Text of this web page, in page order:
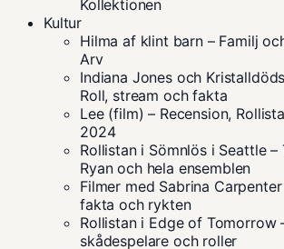
Kollektionen
Kultur
Hilma af klint barn – Familj
Arv
Indiana Jones och
Roll, stream och fakta
Lee (film) – Recension,
2024
Rollistan i Sömnlös i Seattle –
Ryan och hela ensemblen
Filmer med Sabrina
fakta och rykten
Rollistan i Edge of Tomorrow
skådespelare och roller